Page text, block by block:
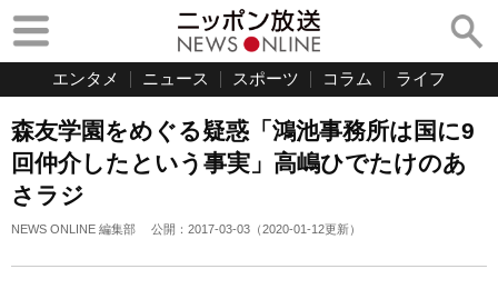
エンタメ ニュース スポーツ コラム ライフ
森友学園をめぐる疑惑「鴻池事務所は国に9
回仲介したという事実」高嶋ひでたけのあ
さラジ
NEWS ONLINE 編集部 公開： 2017-03-03 （2020-01-12更新）